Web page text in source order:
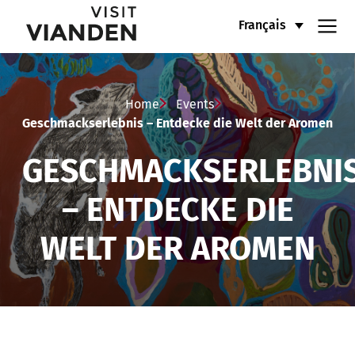
Français
Geschmackserlebnis
–
Entdecke
die
Welt
der
Aromen
Menu
de
navigation
principal
Home
Events
Geschmackserlebnis – Entdecke die Welt der Aromen
– ENTDECKE DIE
WELT DER AROMEN